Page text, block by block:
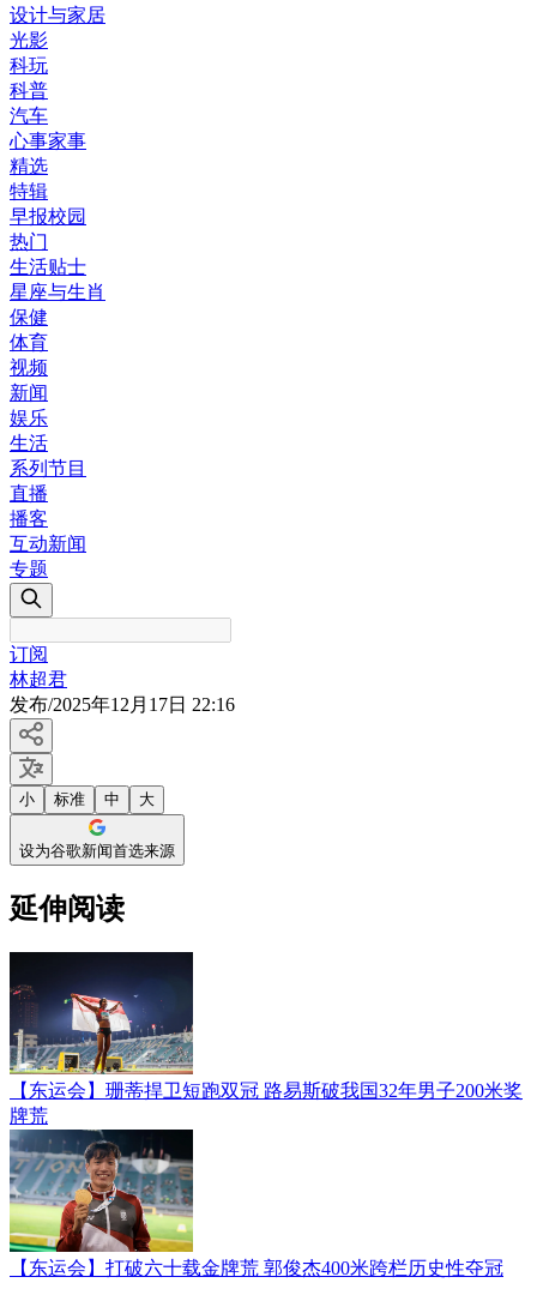
设计与家居
光影
科玩
科普
汽车
心事家事
精选
特辑
早报校园
热门
生活贴士
星座与生肖
保健
体育
视频
新闻
娱乐
生活
系列节目
直播
播客
互动新闻
专题
订阅
林超君
发布/2025年12月17日 22:16
小 标准 中 大
设为谷歌新闻首选来源
延伸阅读
【东运会】珊蒂捍卫短跑双冠 路易斯破我国32年男子200米奖
牌荒
【东运会】打破六十载金牌荒 郭俊杰400米跨栏历史性夺冠